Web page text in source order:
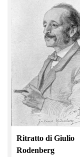
Ritratto di Giulio
Rodenberg